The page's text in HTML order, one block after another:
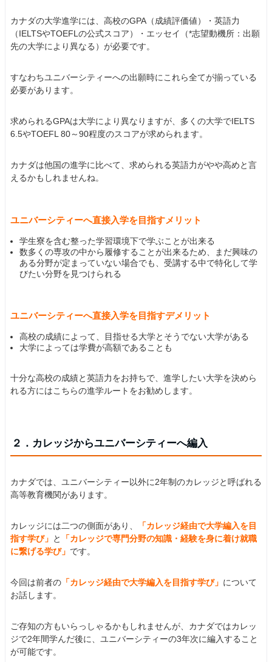
カナダの大学進学には、高校のGPA（成績評価値）・英語力
（IELTSやTOEFLの公式スコア）・エッセイ（*志望動機所：出願
先の大学により異なる）が必要です。
すなわちユニバーシティーへの出願時にこれら全てが揃っている
必要があります。
求められるGPAは大学により異なりますが、多くの大学でIELTS
6.5やTOEFL 80～90程度のスコアが求められます。
カナダは他国の進学に比べて、求められる英語力がやや高めと言
えるかもしれませんね。
ユニバーシティーへ直接入学を目指すメリット
学生寮を含む整った学習環境下で学ぶことが出来る
数多くの専攻の中から履修することが出来るため、まだ興味の
ある分野が定まっていない場合でも、受講する中で特化して学
びたい分野を見つけられる
ユニバーシティーへ直接入学を目指すデメリット
高校の成績によって、目指せる大学とそうでない大学がある
大学によっては学費が高額であることも
十分な高校の成績と英語力をお持ちで、進学したい大学を決めら
れる方にはこちらの進学ルートをお勧めします。
２．カレッジからユニバーシティーへ編入
カナダでは、ユニバーシティー以外に2年制のカレッジと呼ばれる
高等教育機関があります。
カレッジには二つの側面があり、
「カレッジ経由で大学編入を目
指す学び」 と
「カレッジで専門分野の知識・経験を身に着け就職
に繋げる学び」 です。
今回は前者の 「カレッジ経由で大学編入を目指す学び」 について
お話します。
ご存知の方もいらっしゃるかもしれませんが、カナダではカレッ
ジで2年間学んだ後に、ユニバーシティーの3年次に編入すること
が可能です。